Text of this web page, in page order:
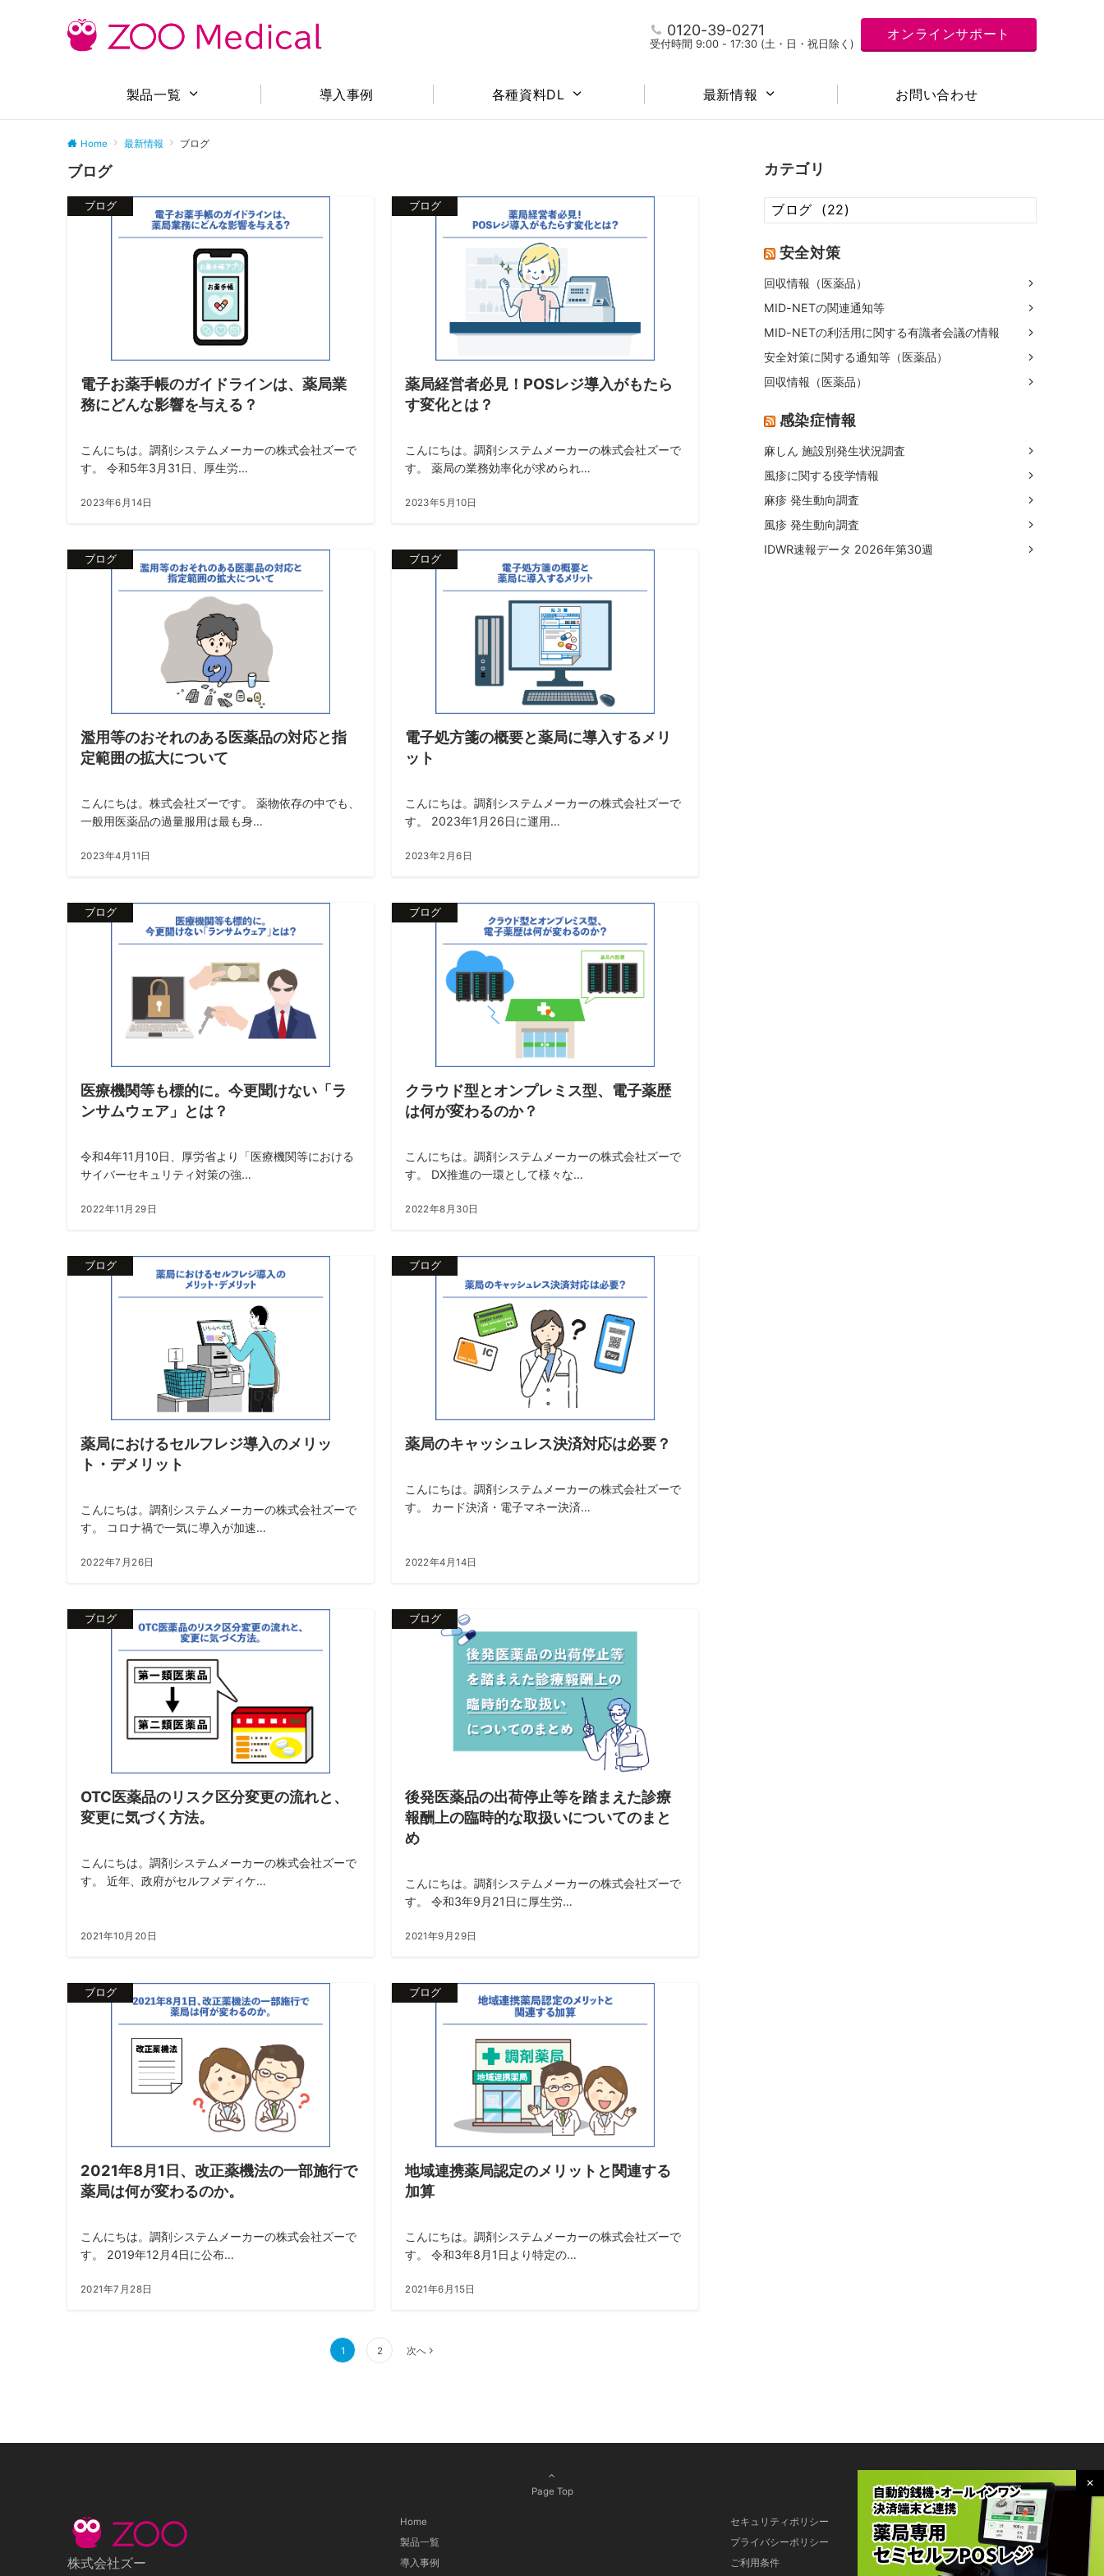
0120-39-0271
受付時間 9:00 - 17:30 (土・日・祝日除く)
オンラインサポート
製品一覧 導入事例 各種資料DL 最新情報 お問い合わせ
Home 最新情報 ブログ
ブログ
ブログ
電子お薬手帳のガイドラインは、薬局業
務にどんな影響を与える？
こんにちは。調剤システムメーカーの株式会社ズーで
す。 令和5年3月31日、厚生労…
2023年6月14日
ブログ
薬局経営者必見！POSレジ導入がもたら
す変化とは？
こんにちは。調剤システムメーカーの株式会社ズーで
す。 薬局の業務効率化が求められ…
2023年5月10日
ブログ
濫用等のおそれのある医薬品の対応と指
定範囲の拡大について
こんにちは。株式会社ズーです。 薬物依存の中でも、
一般用医薬品の過量服用は最も身…
2023年4月11日
ブログ
電子処方箋の概要と薬局に導入するメリ
ット
こんにちは。調剤システムメーカーの株式会社ズーで
す。 2023年1月26日に運用…
2023年2月6日
ブログ
医療機関等も標的に。今更聞けない「ラ
ンサムウェア」とは？
令和4年11月10日、厚労省より「医療機関等における
サイバーセキュリティ対策の強…
2022年11月29日
ブログ
クラウド型とオンプレミス型、電子薬歴
は何が変わるのか？
こんにちは。調剤システムメーカーの株式会社ズーで
す。 DX推進の一環として様々な…
2022年8月30日
ブログ
薬局におけるセルフレジ導入のメリッ
ト・デメリット
こんにちは。調剤システムメーカーの株式会社ズーで
す。 コロナ禍で一気に導入が加速…
2022年7月26日
ブログ
薬局のキャッシュレス決済対応は必要？
こんにちは。調剤システムメーカーの株式会社ズーで
す。 カード決済・電子マネー決済…
2022年4月14日
ブログ
OTC医薬品のリスク区分変更の流れと、
変更に気づく方法。
こんにちは。調剤システムメーカーの株式会社ズーで
す。 近年、政府がセルフメディケ…
2021年10月20日
ブログ
後発医薬品の出荷停止等を踏まえた診療
報酬上の臨時的な取扱いについてのまと
め
こんにちは。調剤システムメーカーの株式会社ズーで
す。 令和3年9月21日に厚生労…
2021年9月29日
ブログ
2021年8月1日、改正薬機法の一部施行で
薬局は何が変わるのか。
こんにちは。調剤システムメーカーの株式会社ズーで
す。 2019年12月4日に公布…
2021年7月28日
ブログ
地域連携薬局認定のメリットと関連する
加算
こんにちは。調剤システムメーカーの株式会社ズーで
す。 令和3年8月1日より特定の…
2021年6月15日
ー
り
1 2 次へ
カテゴリ
カ
リ 安全対策
回収情報（医薬品）
MID-NETの関連通知等
MID-NETの利活用に関する有識者会議の情報
安全対策に関する通知等（医薬品）
回収情報（医薬品）
感染症情報
麻しん 施設別発生状況調査
風疹に関する疫学情報
麻疹 発生動向調査
風疹 発生動向調査
IDWR速報データ 2026年第30週
Page Top
株式会社ズー
Home
製品一覧
導入事例
セキュリティポリシー
プライバシーポリシー
ご利用条件